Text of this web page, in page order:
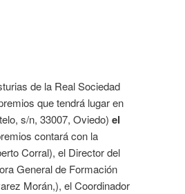
de la Real Sociedad
que tendrá lugar en
s/n, 33007, Oviedo) el
contará con la
Corral), el Director del
General de Formación
Morán,), el Coordinador